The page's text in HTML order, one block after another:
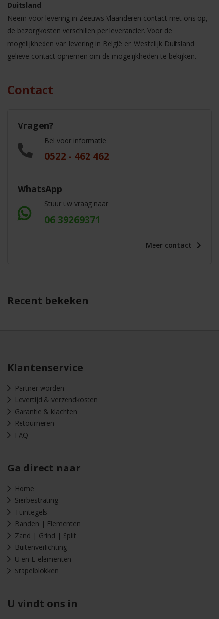
Duitsland
Neem voor levering in Zeeuws Vlaanderen contact met ons op,
de bezorgkosten verschillen per leverancier. Voor de
mogelijkheden van levering in België en Westelijk Duitsland
gelieve contact opnemen om de mogelijkheden te bekijken.
Contact
Vragen?
Bel voor informatie
0522 - 462 462
WhatsApp
Stuur uw vraag naar
06 39269371
Meer contact
Recent bekeken
Klantenservice
Partner worden
Levertijd & verzendkosten
Garantie & klachten
Retourneren
FAQ
Ga direct naar
Home
Sierbestrating
Tuintegels
Banden | Elementen
Zand | Grind | Split
Buitenverlichting
U en L-elementen
Stapelblokken
U vindt ons in